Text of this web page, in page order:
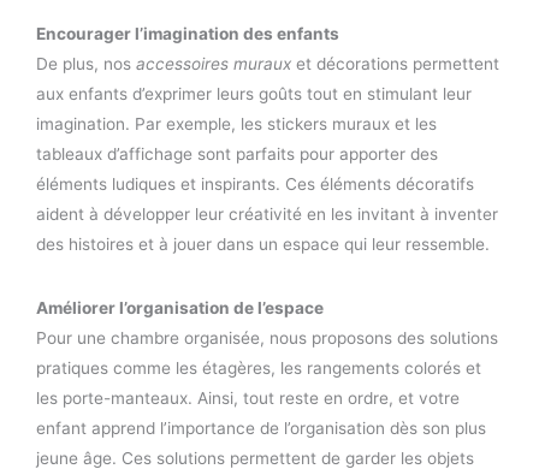
Encourager l’imagination des enfants
De plus, nos accessoires muraux et décorations permettent
aux enfants d’exprimer leurs goûts tout en stimulant leur
imagination. Par exemple, les stickers muraux et les
tableaux d’affichage sont parfaits pour apporter des
éléments ludiques et inspirants. Ces éléments décoratifs
aident à développer leur créativité en les invitant à inventer
des histoires et à jouer dans un espace qui leur ressemble.
Améliorer l’organisation de l’espace
Pour une chambre organisée, nous proposons des solutions
pratiques comme les étagères, les rangements colorés et
les porte-manteaux. Ainsi, tout reste en ordre, et votre
enfant apprend l’importance de l’organisation dès son plus
jeune âge. Ces solutions permettent de garder les objets